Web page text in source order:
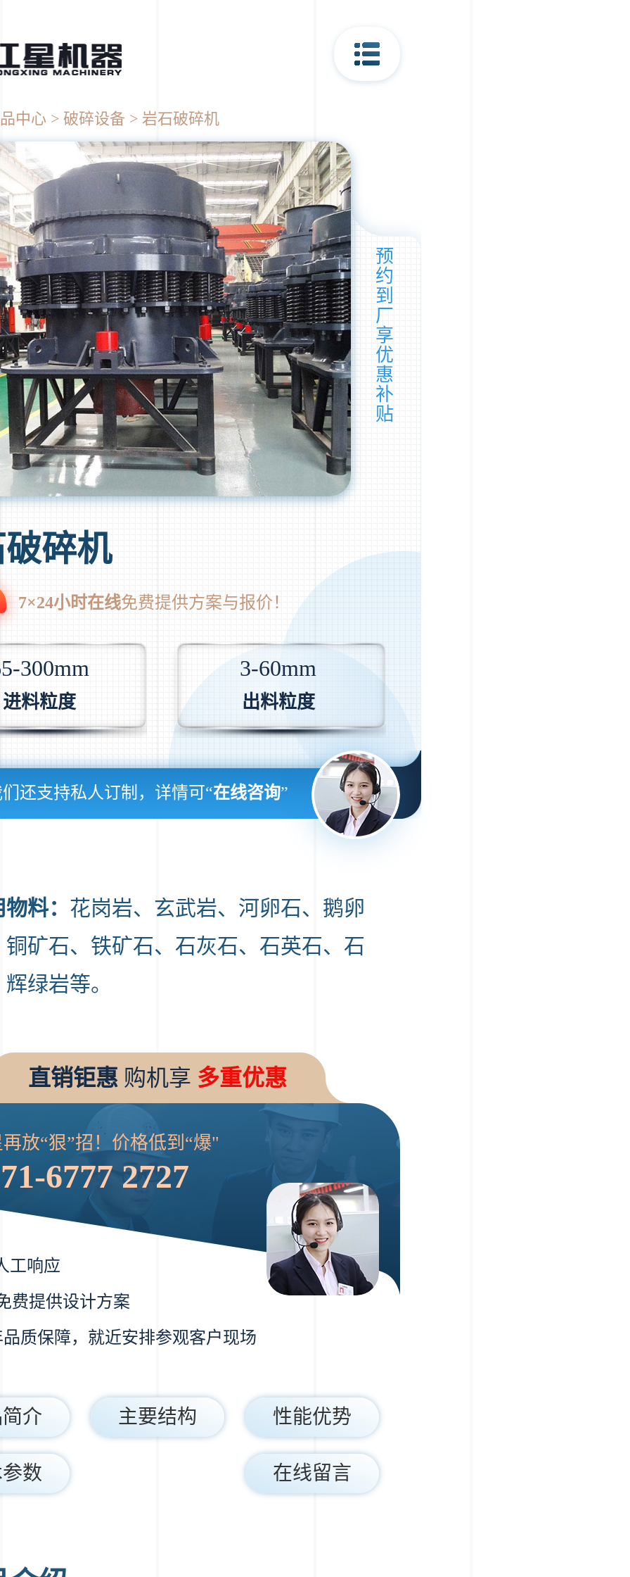
中心 破碎设备 岩石破碎机
预
约
到
厂
享
优
惠
补
贴
碎机
7×24小时在线免费提供方案与报价！
300mm
进料粒度
3-60mm
出料粒度
还支持私人订制，详情可“在线咨询”
料： 花岗岩、玄武岩、河卵石、鹅卵
铜矿石、铁矿石、石灰石、石英石、石
绿岩等。
直销钜惠 购机享 多重优惠
放“狠”招！价格低到“爆"
6777 2727
工响应
费提供设计方案
品质保障，就近安排参观客户现场
介 主要结构 性能优势
数 在线留言